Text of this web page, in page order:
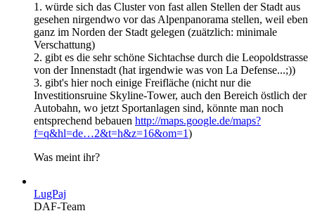
1. würde sich das Cluster von fast allen Stellen der Stadt aus
gesehen nirgendwo vor das Alpenpanorama stellen, weil eben
ganz im Norden der Stadt gelegen (zuätzlich: minimale
Verschattung)
2. gibt es die sehr schöne Sichtachse durch die Leopoldstrasse
von der Innenstadt (hat irgendwie was von La Defense...;))
3. gibt's hier noch einige Freifläche (nicht nur die
Investitionsruine Skyline-Tower, auch den Bereich östlich der
Autobahn, wo jetzt Sportanlagen sind, könnte man noch
entsprechend bebauen http://maps.google.de/maps?
f=q&hl=de…2&t=h&z=16&om=1)
Was meint ihr?
LugPaj
DAF-Team